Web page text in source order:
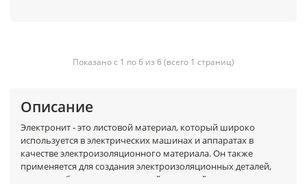
Показано с 1 по 6 из 6 (всего 1 страниц)
Описание
Электронит - это листовой материал, который широко
используется в электрических машинах и аппаратах в
качестве электроизоляционного материала. Он также
применяется для создания электроизоляционных деталей,
которые обладают повышенной теплостойкостью и